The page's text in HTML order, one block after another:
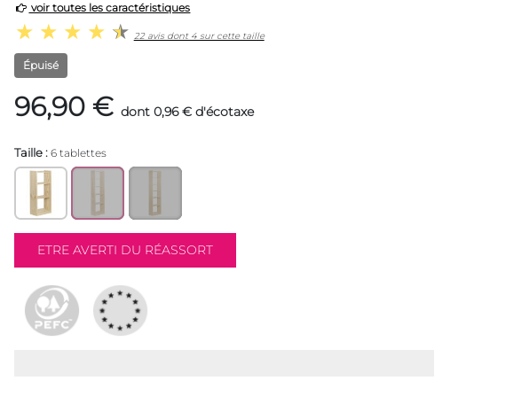
voir toutes les caractéristiques
22 avis dont 4 sur cette taille
Épuisé
96,90 € dont 0,96 € d'écotaxe
Taille : 6 tablettes